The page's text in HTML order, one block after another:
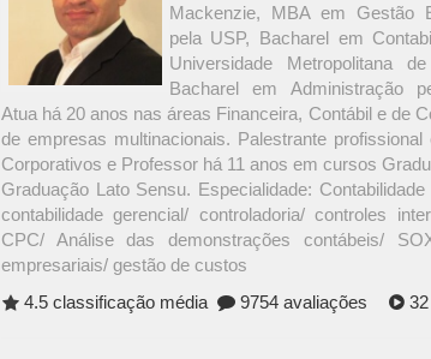
Mackenzie, MBA em Gestão
pela USP, Bacharel em
Universidade Metropolitana
Bacharel em Administração
Atua há 20 anos nas áreas Financeira, Contábil e de
de empresas multinacionais. Palestrante profissional
Corporativos e Professor há 11 anos em cursos
Graduação Lato Sensu. Especialidade:
contabilidade gerencial/ controladoria/ controles
CPC/ Análise das demonstrações contábeis/
empresariais/ gestão de custos
4.5 classificação média
9754 avaliações